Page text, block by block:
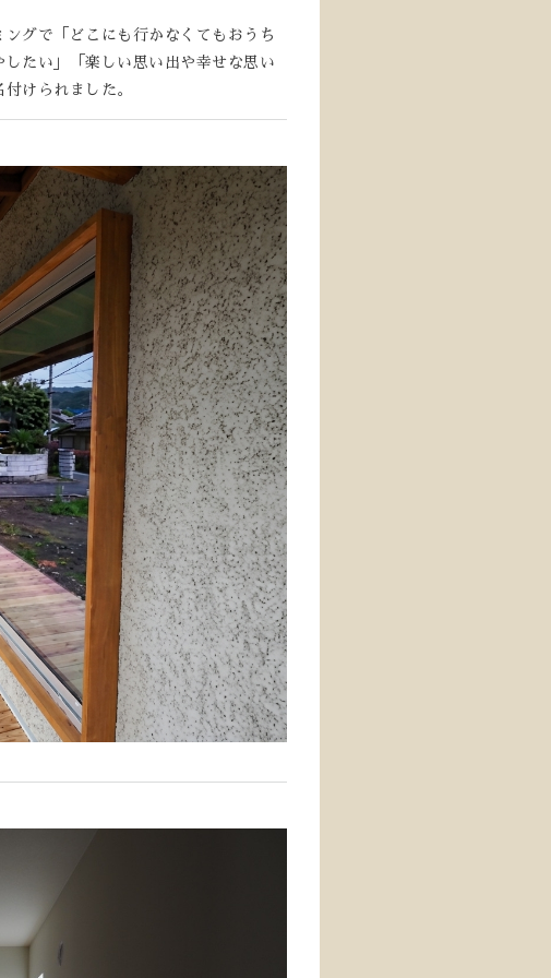
グで「どこにも行かなくてもおうち
たい」「楽しい思い出や幸せな思い
けられました。